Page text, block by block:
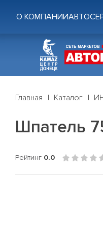
О КОМПАНИИ
Главная Каталог
Шпатель
Рейтинг 0.0